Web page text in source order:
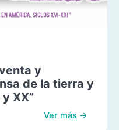
y
de la tierra y
XX”
Ver más →